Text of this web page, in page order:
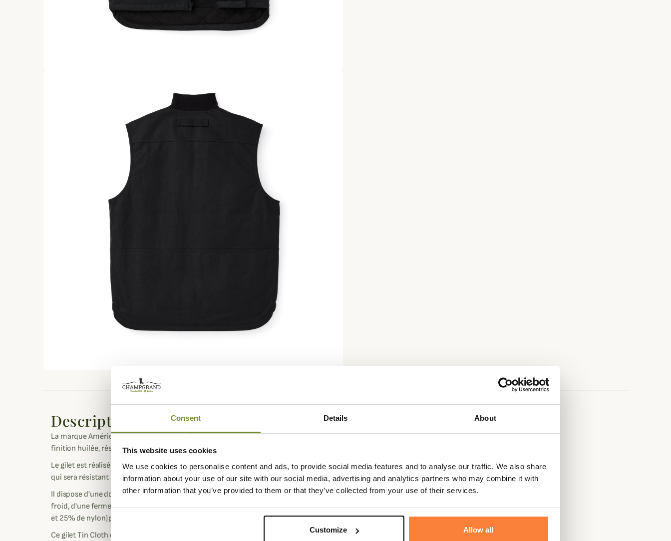
Consent Details About
This website uses cookies
We use cookies to personalise content and ads, to provide social media features and to analyse our traffic. We also share
information about your use of our site with our social media, advertising and analytics partners who may combine it with
other information that you’ve provided to them or that they’ve collected from your use of their services.
Customize Allow all
Description
La marque AméricaineFilsonvous propose ce sublime gilet Tin Cloth avec une
finition huilée, résistant et imperméable pour un look des plus élégants et tendance.
Le gilet est réalisé en 100% coton étain avec finition huilée d'une épaisseur de 14 oz
qui sera résistant à l'abrasion et au temps qui passe et surtout étanche.
Il dispose d'une doublure Primaloft Gold qui sert d'isolant pour vous protéger du
froid, d'une fermeture éclair avant et d'un col montant en tricot côtelé ( 75% de laine
et 25% de nylon) pour un confort complémentaire et il protégera votre cou du vent.
Ce gilet Tin Cloth comporte des poches doublés de flanelle chaude pour maintenir
Fiche technique
Genre Homme
Doublure
isolante
PRIMALOFT®